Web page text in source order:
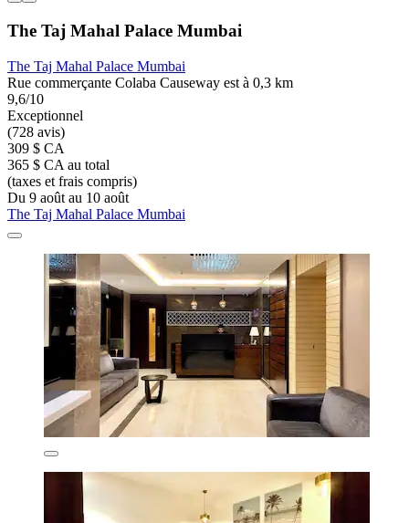
The Taj Mahal Palace Mumbai
The Taj Mahal Palace Mumbai
Rue commerçante Colaba Causeway est à 0,3 km
9,6/10
Exceptionnel
(728 avis)
309 $ CA
365 $ CA au total
(taxes et frais compris)
Du 9 août au 10 août
The Taj Mahal Palace Mumbai